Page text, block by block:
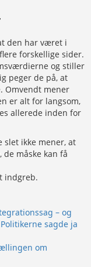
den har været i
forskellige sider.
og stiller
peger de på, at
Omvendt mener
er alt for langsom,
allerede inden for
slet ikke mener, at
de måske kan få
indgreb.
– og
sagde ja
om